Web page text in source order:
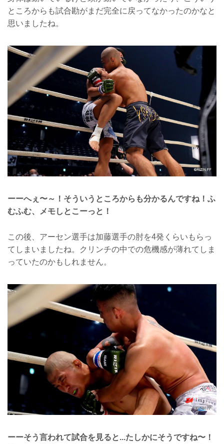
ところからも試合勘がまだ完全に戻ってなかったのかなと
思いましたね。
ーーへぇ〜～！そういうところからも分かるんですね！ふ
むふむ、メモしとこーっと！
この後、アーセン選手は加藤選手の肘を4発くらいもらっ
てしまいましたね。クリンチの中での危機感が薄れてしま
っていたのかもしれません。
ーーそう言われて試合を見ると...たしかにそうですね〜！